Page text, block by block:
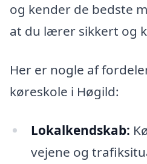
og kender de bedste
at du lærer sikkert og
Her er nogle af
køreskole i Høgild:
Lokalkendskab:
vejene og